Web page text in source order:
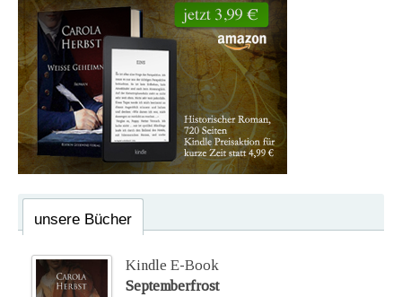
unsere Bücher
Kindle E-Book
Septemberfrost